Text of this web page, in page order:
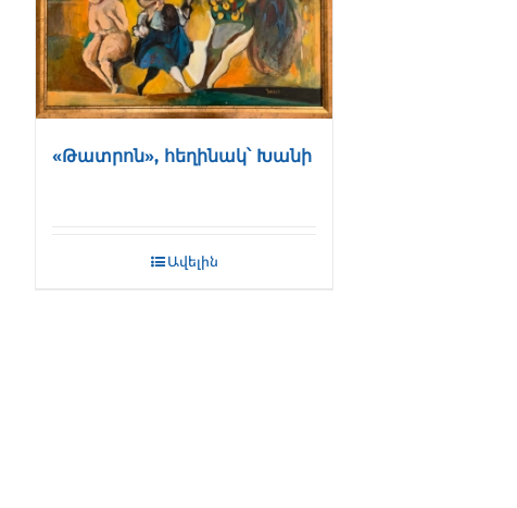
«Թատրոն», հեղինակ՝ Խանի
Ավելին